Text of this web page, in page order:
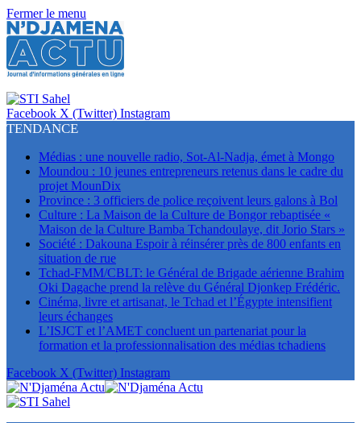
Fermer le menu
Facebook X (Twitter) Instagram
TENDANCE
Médias : une nouvelle radio, Sot-Al-Nadja, émet à Mongo
Moundou : 10 jeunes entrepreneurs retenus dans le cadre du
projet MounDix
Province : 3 officiers de police reçoivent leurs galons à Bol
Culture : La Maison de la Culture de Bongor rebaptisée «
Maison de la Culture Bamba Tchandoulaye, dit Jorio Stars »
Société : Dakouna Espoir à réinsérer près de 800 enfants en
situation de rue
Tchad-FMM/CBLT: le Général de Brigade aérienne Brahim
Oki Dagache prend la relève du Général Djonkep Frédéric.
Cinéma, livre et artisanat, le Tchad et l’Égypte intensifient
leurs échanges
L’ISJCT et l’AMET concluent un partenariat pour la
formation et la professionnalisation des médias tchadiens
Facebook X (Twitter) Instagram